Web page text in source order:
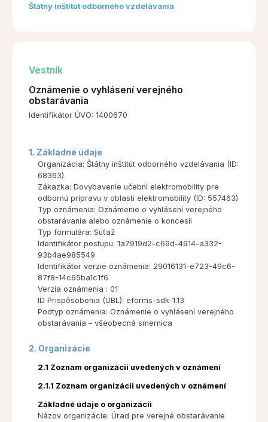
Štátny inštitút odborného vzdelávania
Vestník
Oznámenie o vyhlásení verejného
obstarávania
Identifikátor ÚVO: 1400670
1. Základné údaje
Organizácia: Štátny inštitút odborného vzdelávania (ID:
68363)
Zákazka: Dovybavenie učební elektromobility pre
odbornú prípravu v oblasti elektromobility (ID: 557463)
Typ oznámenia: Oznámenie o vyhlásení verejného
obstarávania alebo oznámenie o koncesii
Typ formulára: Súťaž
Identifikátor postupu: 1a7919d2-c69d-4914-a332-
93b4ae985549
Identifikátor verzie oznámenia: 29016131-e723-49c6-
87f8-14c65ba1c1f6
Verzia oznámenia : 01
ID Prispôsobenia (UBL): eforms-sdk-1.13
Podtyp oznámenia: Oznámenie o vyhlásení verejného
obstarávania – všeobecná smernica
2. Organizácie
2.1 Zoznam organizácii uvedených v oznámení
2.1.1 Zoznam organizácii uvedených v oznámení
Základné údaje o organizácii
Názov organizácie: Úrad pre verejné obstarávanie